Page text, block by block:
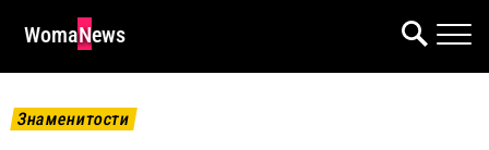
WomaNews
Знаменитости